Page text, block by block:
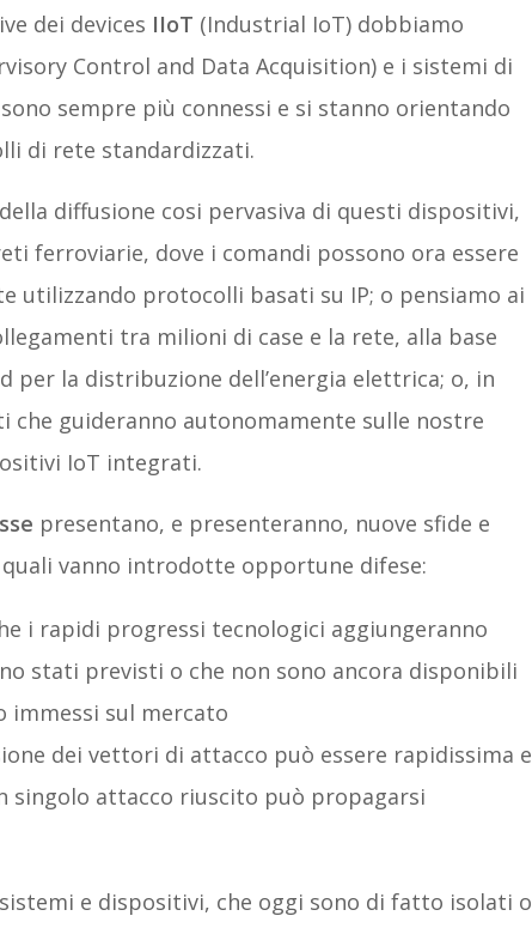
dei devices IIoT (Industrial IoT) dobbiamo
Control and Data Acquisition) e i sistemi di
sempre più connessi e si stanno orientando
di rete standardizzati.
diffusione cosi pervasiva di questi dispositivi,
ferroviarie, dove i comandi possono ora essere
utilizzando protocolli basati su IP; o pensiamo ai
tra milioni di case e la rete, alla base
la distribuzione dell’energia elettrica; o, in
guideranno autonomamente sulle nostre
IoT integrati.
presentano, e presenteranno, nuove sfide e
vanno introdotte opportune difese:
i rapidi progressi tecnologici aggiungeranno
stati previsti o che non sono ancora disponibili
immessi sul mercato
dei vettori di attacco può essere rapidissima e
singolo attacco riuscito può propagarsi
e dispositivi, che oggi sono di fatto isolati o